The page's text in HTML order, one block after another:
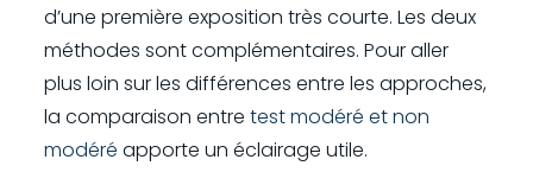
d’une première exposition très courte. Les deux
méthodes sont complémentaires. Pour aller
plus loin sur les différences entre les approches,
la comparaison entre test modéré et non
modéré apporte un éclairage utile.